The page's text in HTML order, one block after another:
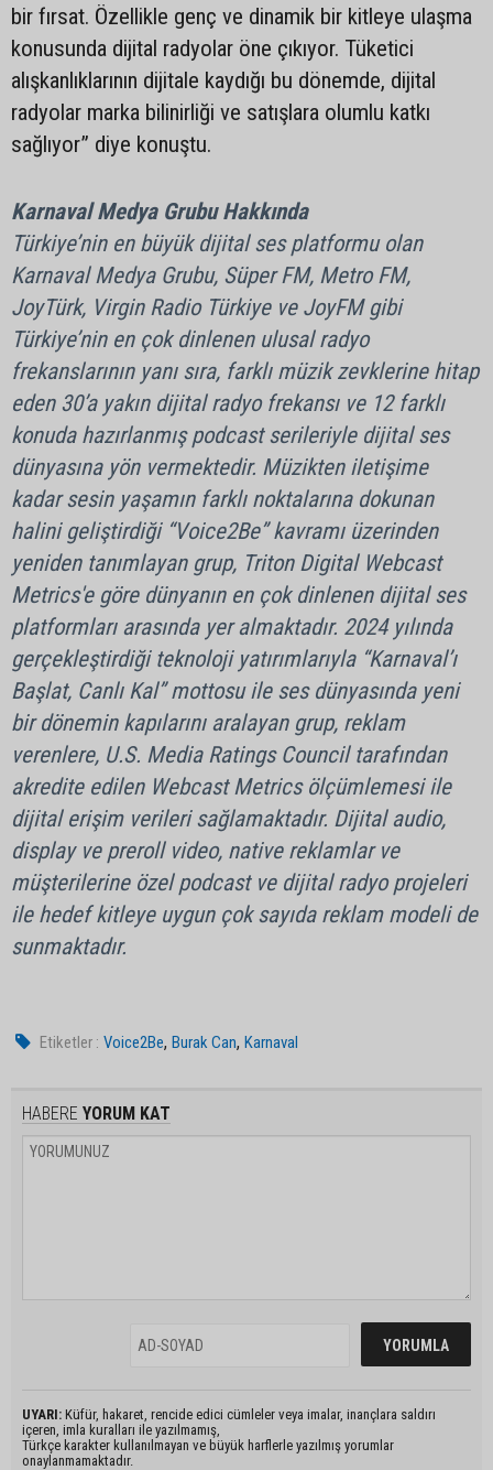
bir fırsat. Özellikle genç ve dinamik bir kitleye ulaşma
konusunda dijital radyolar öne çıkıyor. Tüketici
alışkanlıklarının dijitale kaydığı bu dönemde, dijital
radyolar marka bilinirliği ve satışlara olumlu katkı
sağlıyor” diye konuştu.
Karnaval Medya Grubu Hakkında
Türkiye’nin en büyük dijital ses platformu olan
Karnaval Medya Grubu, Süper FM, Metro FM,
JoyTürk, Virgin Radio Türkiye ve JoyFM gibi
Türkiye’nin en çok dinlenen ulusal radyo
frekanslarının yanı sıra, farklı müzik zevklerine hitap
eden 30’a yakın dijital radyo frekansı ve 12 farklı
konuda hazırlanmış podcast serileriyle dijital ses
dünyasına yön vermektedir. Müzikten iletişime
kadar sesin yaşamın farklı noktalarına dokunan
halini geliştirdiği “Voice2Be” kavramı üzerinden
yeniden tanımlayan grup, Triton Digital Webcast
Metrics'e göre dünyanın en çok dinlenen dijital ses
platformları arasında yer almaktadır. 2024 yılında
gerçekleştirdiği teknoloji yatırımlarıyla “Karnaval’ı
Başlat, Canlı Kal” mottosu ile ses dünyasında yeni
bir dönemin kapılarını aralayan grup, reklam
verenlere, U.S. Media Ratings Council tarafından
akredite edilen Webcast Metrics ölçümlemesi ile
dijital erişim verileri sağlamaktadır. Dijital audio,
display ve preroll video, native reklamlar ve
müşterilerine özel podcast ve dijital radyo projeleri
ile hedef kitleye uygun çok sayıda reklam modeli de
sunmaktadır.
Etiketler : Voice2Be,Burak Can,Karnaval
HABERE YORUM KAT
UYARI: Küfür, hakaret, rencide edici cümleler veya imalar, inançlara saldırı
içeren, imla kuralları ile yazılmamış,
Türkçe karakter kullanılmayan ve büyük harflerle yazılmış yorumlar
onaylanmamaktadır.